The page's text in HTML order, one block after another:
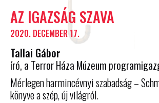
AZ IGAZSÁG SZAVA
2020. DECEMBER 17.
Tallai Gábor
író, a Terror Háza Múzeum
Mérlegen harmincévnyi szabadság –
könyve a szép, új világról.